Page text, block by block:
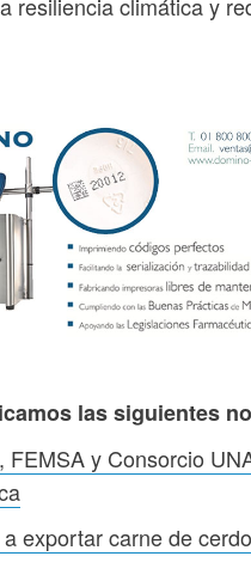
las siguientes
FEMSA y Consorcio
exportar carne de